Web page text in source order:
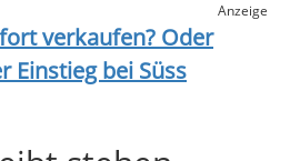
Anzeige
verkaufen? Oder
Einstieg bei Süss